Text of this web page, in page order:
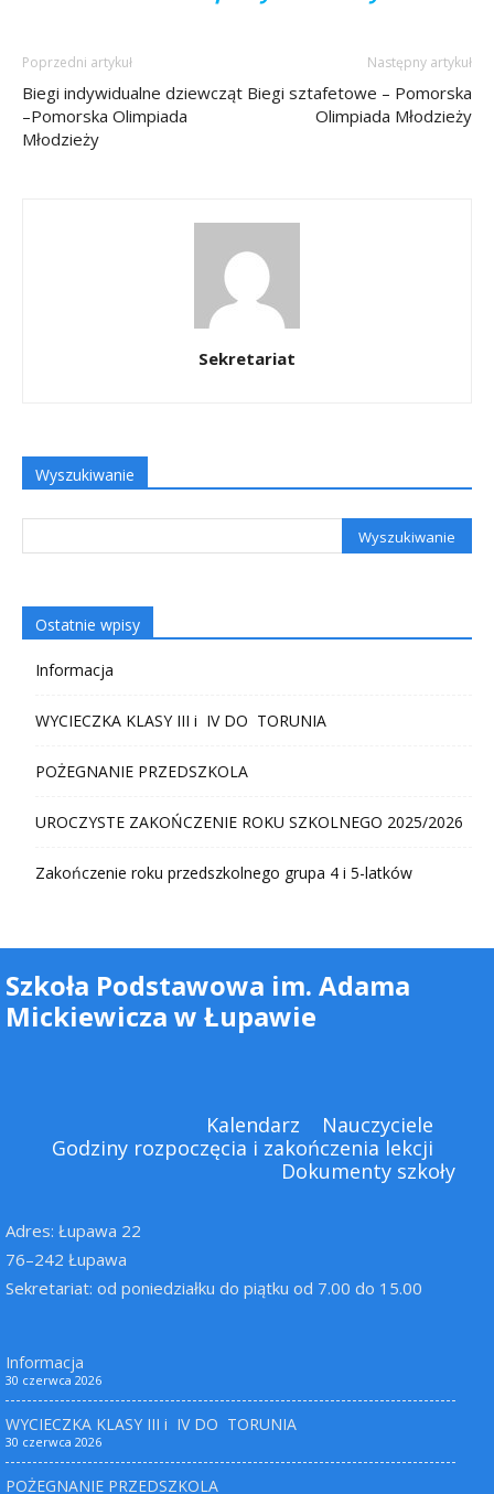
Poprzedni artykuł
Biegi indywidualne dziewcząt
–Pomorska Olimpiada
Młodzieży
Następny artykuł
Biegi sztafetowe – Pomorska
Olimpiada Młodzieży
Sekretariat
Wyszukiwanie
Ostatnie wpisy
Informacja
WYCIECZKA KLASY III i IV DO TORUNIA
POŻEGNANIE PRZEDSZKOLA
UROCZYSTE ZAKOŃCZENIE ROKU SZKOLNEGO 2025/2026
Zakończenie roku przedszkolnego grupa 4 i 5-latków
Szkoła Podstawowa im. Adama
Mickiewicza w Łupawie
Kalendarz
Nauczyciele
Godziny rozpoczęcia i zakończenia lekcji
Dokumenty szkoły
Adres: Łupawa 22
76–242 Łupawa
Sekretariat: od poniedziałku do piątku od 7.00 do 15.00
Informacja
30 czerwca 2026
WYCIECZKA KLASY III i IV DO TORUNIA
30 czerwca 2026
POŻEGNANIE PRZEDSZKOLA